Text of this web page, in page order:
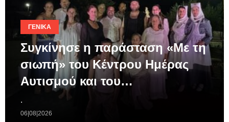
ΓΕΝΙΚΆ
Συγκίνησε η παράσταση «Με τη
σιωπή» του Κέντρου Ημέρας
Αυτισμού και του…
.
06|08|2026